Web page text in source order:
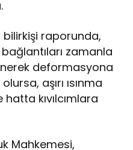
bilirkişi raporunda,
zamanla
deformasyona
aşırı ısınma
kıvılcımlara
Mahkemesi,